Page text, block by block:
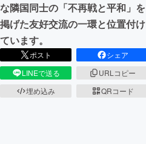
な隣国同士の「不再戦と平和」を
掲げた友好交流の一環と位置付け
ています。
ポスト
シェア
LINEで送る
URLコピー
埋め込み
QRコード